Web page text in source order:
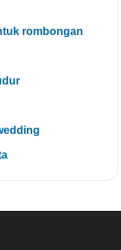
rombongan